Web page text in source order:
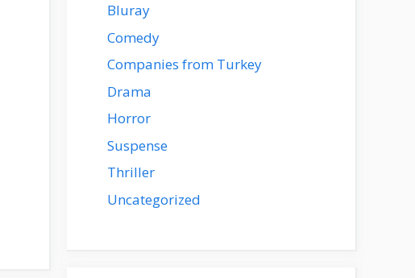
Bluray
Comedy
Companies from Turkey
Drama
Horror
Suspense
Thriller
Uncategorized